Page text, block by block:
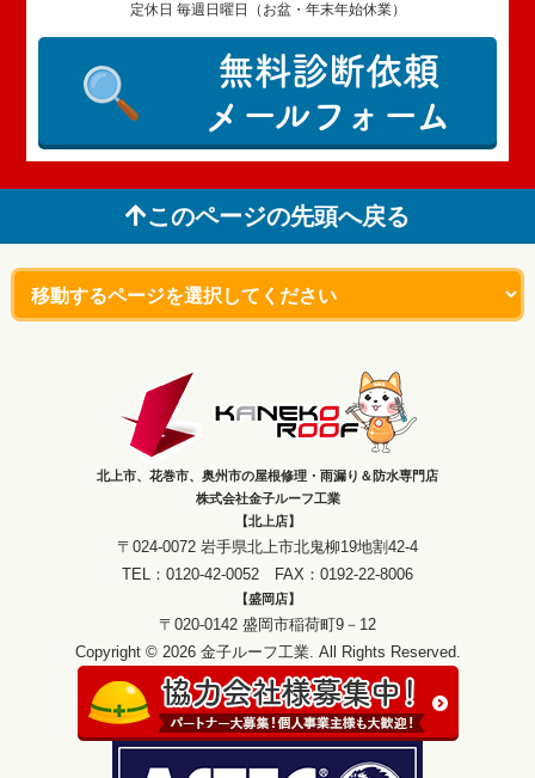
定休日 毎週日曜日（お盆・年末年始休業）
無料診断依頼
メールフォーム
このページの先頭へ戻る
北上市、花巻市、奥州市の屋根修理・雨漏り＆防水専門店
株式会社金子ルーフ工業
【北上店】
〒024-0072 岩手県北上市北鬼柳19地割42-4
TEL：0120-42-0052 FAX：0192-22-8006
【盛岡店】
〒020-0142 盛岡市稲荷町9－12
Copyright © 2026 金子ルーフ工業. All Rights Reserved.